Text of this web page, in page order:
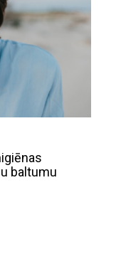
baltumu